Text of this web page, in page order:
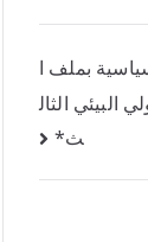
بملف ا
البيئي الثال
ث*